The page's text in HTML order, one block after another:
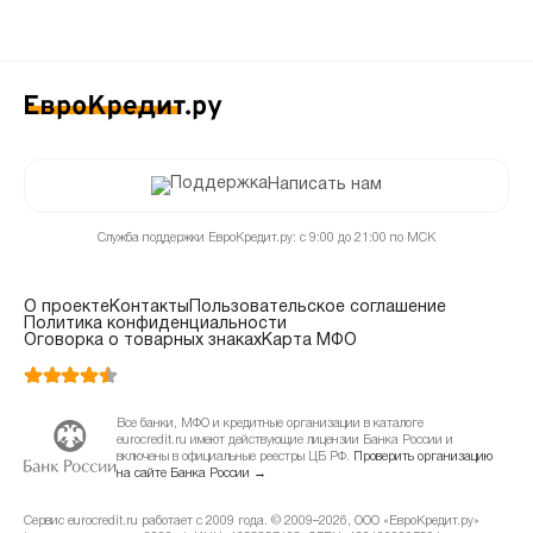
Написать нам
Служба поддержки ЕвроКредит.ру: с 9:00 до 21:00 по МСК
О проектеКонтакты
Пользовательское соглашение
Политика конфиденциальности
Оговорка о товарных знакахКарта МФО
Все банки, МФО и кредитные организации в каталоге
eurocredit.ru имеют действующие лицензии Банка России и
включены в официальные реестры ЦБ РФ.
Проверить организацию
на сайте Банка России →
Сервис eurocredit.ru работает с 2009 года. © 2009–2026, ООО «ЕвроКредит.ру»